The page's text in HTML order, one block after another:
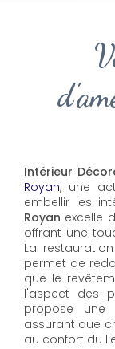
Intérieur
Royan, une
embellir les
Royan excelle
offrant une
La
permet de
que le
l'aspect des
propose
assurant que
au confort du